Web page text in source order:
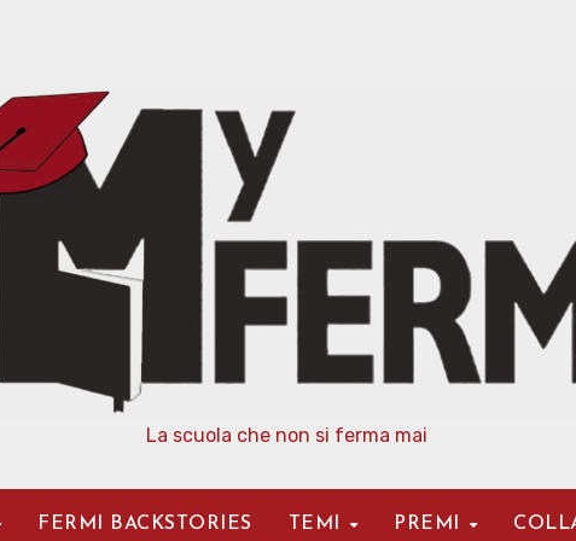
La scuola che non si ferma mai
FERMI BACKSTORIES TEMI PREMI